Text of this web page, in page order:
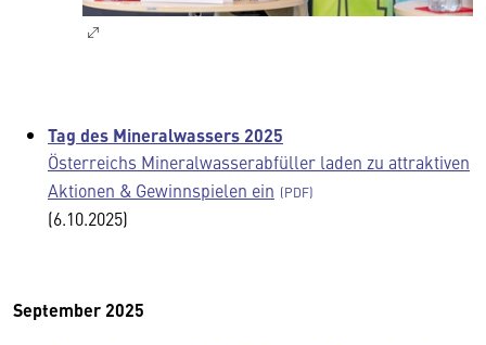
Tag des Mineralwassers 2025
Österreichs Mineralwasserabfüller laden zu attraktiven
Aktionen & Gewinnspielen ein
(6.10.2025)
September 2025